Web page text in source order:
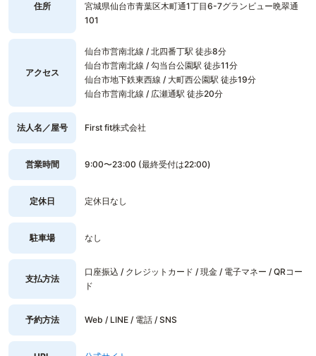
住所
宮城県仙台市青葉区木町通1丁目6-7グランビュー晩翠通
101
アクセス
仙台市営南北線 / 北四番丁駅 徒歩8分
仙台市営南北線 / 勾当台公園駅 徒歩11分
仙台市地下鉄東西線 / 大町西公園駅 徒歩19分
仙台市営南北線 / 広瀬通駅 徒歩20分
法人名／屋号 First fit株式会社
営業時間 9:00〜23:00 (最終受付は22:00)
定休日 定休日なし
駐車場 なし
支払方法
口座振込 / クレジットカード / 現金 / 電子マネー / QRコー
ド
予約方法 Web / LINE / 電話 / SNS